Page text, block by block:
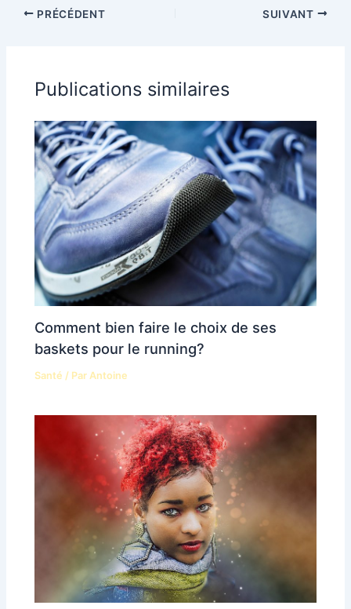
PRÉCÉDENT SUIVANT
Publications similaires
Comment bien faire le choix de ses
baskets pour le running?
Santé / ParAntoine